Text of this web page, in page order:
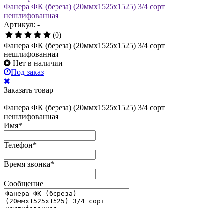
Фанера ФК (береза) (20ммх1525х1525) 3/4 сорт
нешлифованная
Артикул: -
(0)
Фанера ФК (береза) (20ммх1525х1525) 3/4 сорт
нешлифованная
Нет в наличии
Под заказ
Заказать товар
Фанера ФК (береза) (20ммх1525х1525) 3/4 сорт
нешлифованная
Имя*
Телефон*
Время звонка*
Сообщение